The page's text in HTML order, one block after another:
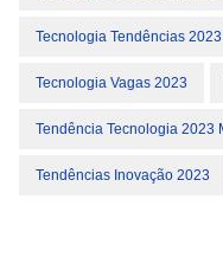
Tecnologia Tendências
Tecnologia Vagas 2023
Tendência Tecnologia 2023
Tendências Inovação 2023